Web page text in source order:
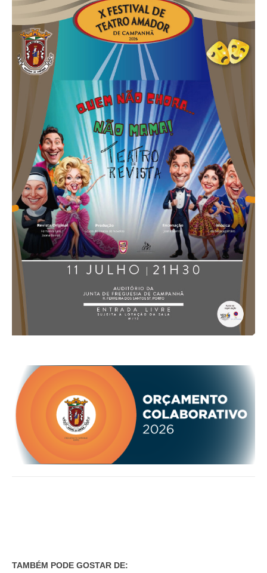
SERVIÇOS
GERAIS
SECRETARIA
CANÍDEOS
CEMITÉRIO
RECENSEAMENTO ELEITORAL
ATESTADOS
VENDA AMBULANTE
EMPREGO (GIP)
O GABINETE
APOIO AOS DESEMPREGADOS
APOIO ÀS EMPRESAS
OFERTAS DE EMPREGO
CONTACTO E HORÁRIO GIP
CONTACTOS
TAMBÉM PODE GOSTAR DE: